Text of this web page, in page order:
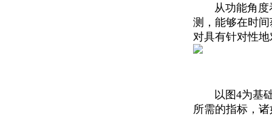
从功能角度看
测，能够在时
对具有针对性
以图4为基础
所需的指标，